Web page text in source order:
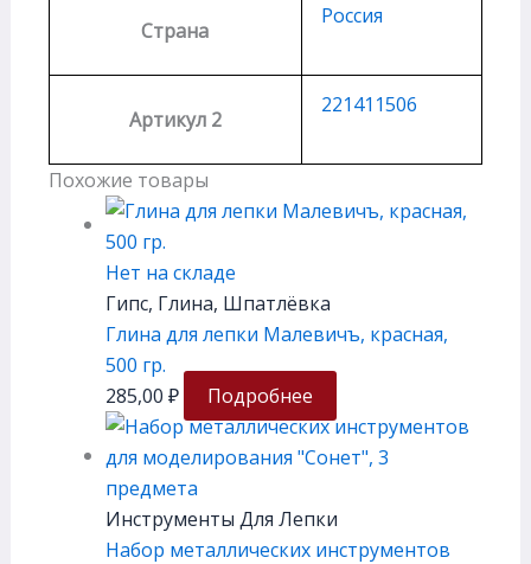
Страна
Россия
Артикул 2
221411506
Похожие товары
Нет на складе
Гипс, Глина, Шпатлёвка
Глина для лепки Малевичъ, красная,
500 гр.
285,00 ₽ Подробнее
Инструменты Для Лепки
Набор металлических инструментов